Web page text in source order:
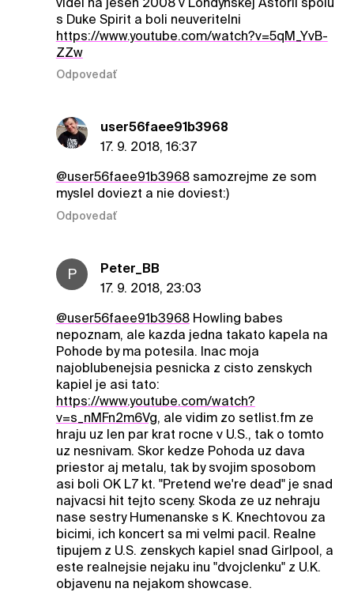
s Duke Spirit a boli neuveritelni
https://www.youtube.com/watch?v=5qM_YvB-
ZZw
Odpovedať
user56faee91b3968
17. 9. 2018, 16:37
@user56faee91b3968samozrejme ze som
myslel doviezt a nie doviest:)
Odpovedať
P
Peter_BB
17. 9. 2018, 23:03
@user56faee91b3968Howling babes
nepoznam, ale kazda jedna takato kapela na
Pohode by ma potesila. Inac moja
najoblubenejsia pesnicka z cisto zenskych
kapiel je asi tato:
https://www.youtube.com/watch?
v=s_nMFn2m6Vg, ale vidim zo setlist.fm ze
hraju uz len par krat rocne v U.S., tak o tomto
uz nesnivam. Skor kedze Pohoda uz dava
priestor aj metalu, tak by svojim sposobom
asi boli OK L7 kt. "Pretend we're dead" je snad
najvacsi hit tejto sceny. Skoda ze uz nehraju
nase sestry Humenanske s K. Knechtovou za
bicimi, ich koncert sa mi velmi pacil. Realne
tipujem z U.S. zenskych kapiel snad Girlpool, a
este realnejsie nejaku inu "dvojclenku" z U.K.
objavenu na nejakom showcase.